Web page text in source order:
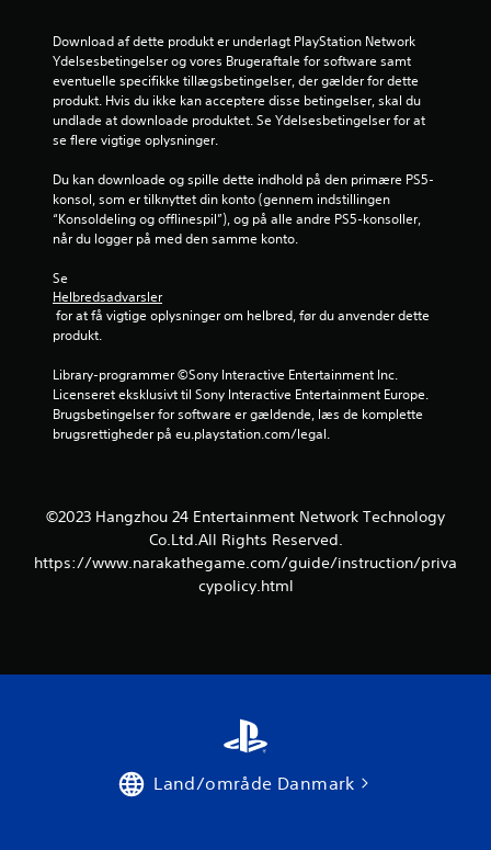
Download af dette produkt er underlagt PlayStation Network
Ydelsesbetingelser og vores Brugeraftale for software samt
eventuelle specifikke tillægsbetingelser, der gælder for dette
produkt. Hvis du ikke kan acceptere disse betingelser, skal du
undlade at downloade produktet. Se Ydelsesbetingelser for at
se flere vigtige oplysninger.
Du kan downloade og spille dette indhold på den primære PS5-
konsol, som er tilknyttet din konto (gennem indstillingen
“Konsoldeling og offlinespil”), og på alle andre PS5-konsoller,
når du logger på med den samme konto.
Se
Helbredsadvarsler
produkt.
Library-programmer ©Sony Interactive Entertainment Inc.
Licenseret eksklusivt til Sony Interactive Entertainment Europe.
Brugsbetingelser for software er gældende, læs de komplette
brugsrettigheder på eu.playstation.com/legal.
©2023 Hangzhou 24 Entertainment Network Technology
Co.Ltd.All Rights Reserved.
https://www.narakathegame.com/guide/instruction/priva
cypolicy.html
Land/område Danmark